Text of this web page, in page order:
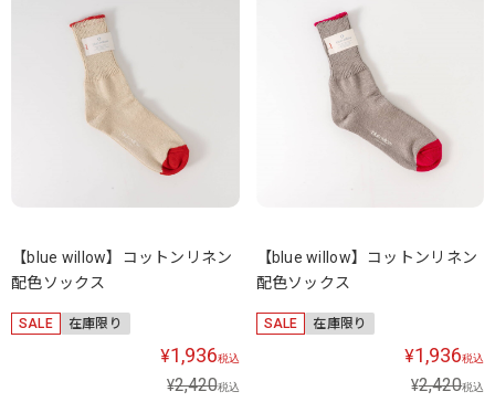
【blue willow】コットンリネン
配色ソックス
SALE 在庫限り
¥1,936税込
¥2,420税込
【blue willow】コットンリネン
配色ソックス
SALE 在庫限り
¥1,936税込
¥2,420税込